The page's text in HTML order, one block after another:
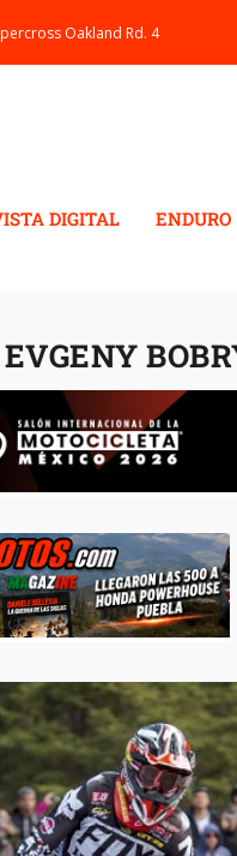
Oakland Rd. 4
DIGITAL ENDURO
EVGENY